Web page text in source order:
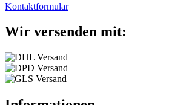
Kontaktformular
Wir versenden mit: